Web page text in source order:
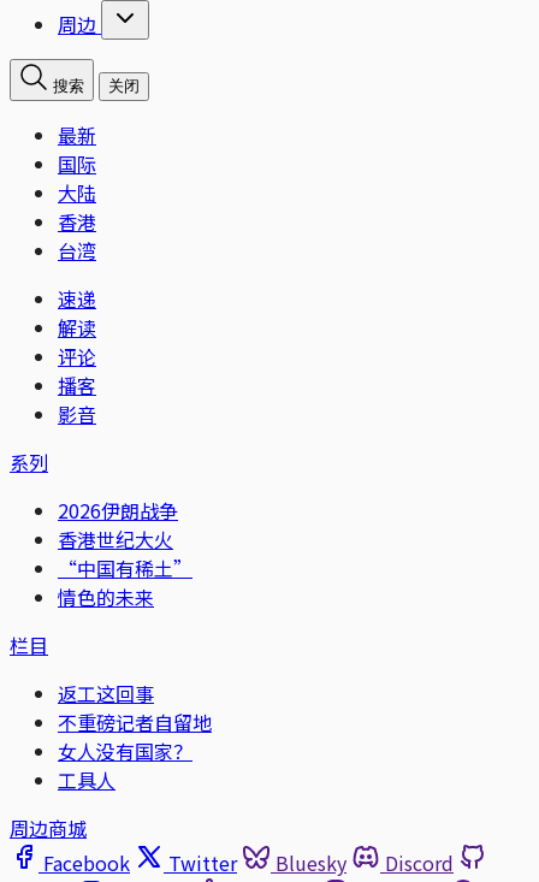
周边
搜索 关闭
最新
国际
大陆
香港
台湾
速递
解读
评论
播客
影音
系列
2026伊朗战争
香港世纪大火
“中国有稀土”
情色的未来
栏目
返工这回事
不重磅记者自留地
女人没有国家？
工具人
周边商城
Facebook
Twitter Bluesky
Discord